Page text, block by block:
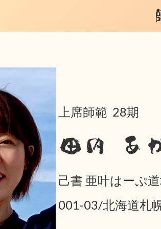
上席師範 28期
田内 あ
己書 亜叶はーぷ
001-03/北海道札